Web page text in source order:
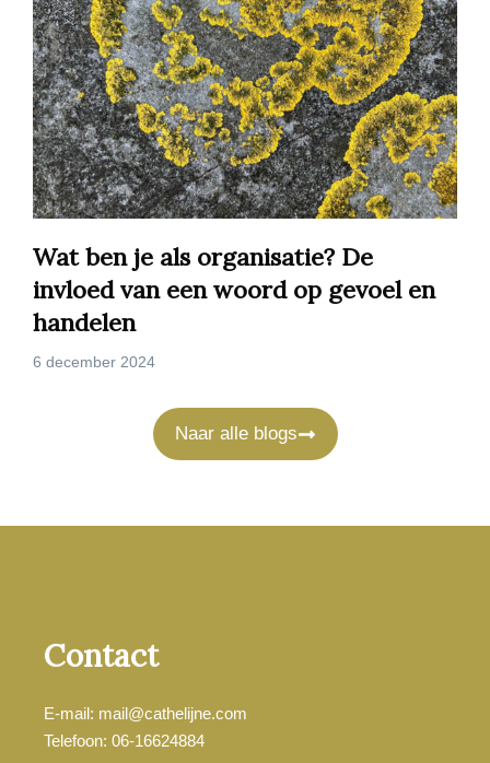
Wat ben je als organisatie? De
invloed van een woord op gevoel en
handelen
6 december 2024
Naar alle blogs
Contact
E-mail: mail@cathelijne.com
Telefoon: 06-16624884